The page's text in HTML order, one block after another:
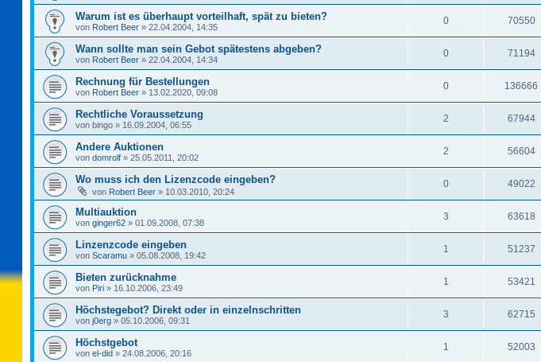
Warum ist es überhaupt vorteilhaft, spät zu bieten?
von Robert Beer » 22.04.2004, 14:35
0 70550
Wann sollte man sein Gebot spätestens abgeben?
von Robert Beer » 22.04.2004, 14:34
0 71194
Rechnung für Bestellungen
von Robert Beer » 13.02.2020, 09:08
0 136666
Rechtliche Voraussetzung
von bingo » 16.09.2004, 06:55
2 67944
Andere Auktionen
von domrolf » 25.05.2011, 20:02
2 56604
Wo muss ich den Lizenzcode eingeben?
von Robert Beer » 10.03.2010, 20:24
0 49022
Multiauktion
von ginger62 » 01.09.2008, 07:38
3 63618
Linzenzcode eingeben
von Scaramu » 05.08.2008, 19:42
1 51237
Bieten zurücknahme
von Piri » 16.10.2006, 23:49
1 53421
Höchstegebot? Direkt oder in einzelnschritten
von j0erg » 05.10.2006, 09:31
3 62715
Höchstgebot
von el-did » 24.08.2006, 20:16
1 52003